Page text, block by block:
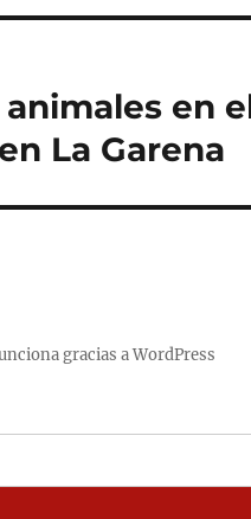
animales en
La Garena
gracias a WordPress